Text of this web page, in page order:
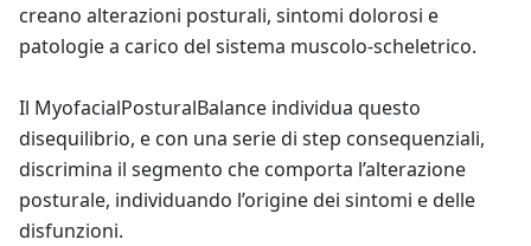
creano alterazioni posturali, sintomi dolorosi e
patologie a carico del sistema muscolo-scheletrico.
Il MyofacialPosturalBalance individua questo
disequilibrio, e con una serie di step consequenziali,
discrimina il segmento che comporta l’alterazione
posturale, individuando l’origine dei sintomi e delle
disfunzioni.